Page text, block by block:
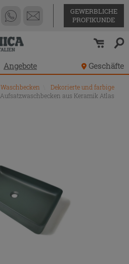
GEWERBLICHE
PROFIKUNDE
Angebote Geschäfte
Waschbecken
Dekorierte und farbige
Aufsatzwaschbecken aus Keramik Atlas